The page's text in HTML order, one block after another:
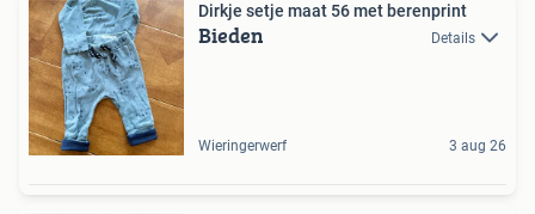
Dirkje setje maat 56 met berenprint
Bieden Details
Wieringerwerf 3 aug 26